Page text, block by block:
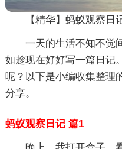
【精华】蚂蚁观察日
一天的生活不知不觉
如趁现在好好写一篇日记
呢？以下是小编收集整理
分享。
蚂蚁观察日记 篇1